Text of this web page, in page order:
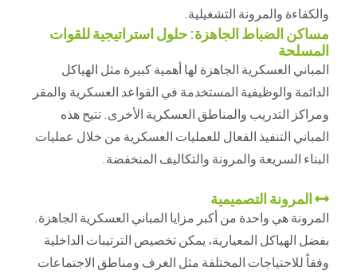
والكفاءة والمرونة التشغيلية.
مساكن الضباط الجاهزة: حلول استراتيجية للقوات
المسلحة
المباني العسكرية الجاهزة لها أهمية كبيرة مثل الهياكل
الدائمة والوظيفية المستخدمة في القواعد العسكرية والمقر
ومراكز التدريب والمناطق العسكرية الأخرى. تتيح هذه
المباني التنفيذ الفعال للعمليات العسكرية من خلال عمليات
البناء السريعة والمرونة والتكاليف المنخفضة.
المرونة التصميمية
المرونة هي واحدة من أكبر مزايا المباني العسكرية الجاهزة.
بفضل الهياكل المعيارية، يمكن تخصيص الترتيبات الداخلية
وفقاً للاحتياجات المختلفة مثل الغرف ومناطق الاجتماعات